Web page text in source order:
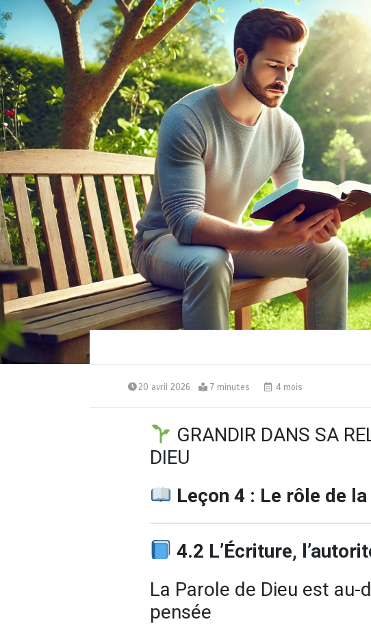
20 avril 2026 7 minutes 4 mois
GRANDIR DANS SA
DIEU
Leçon 4 : Le rôle de
4.2 L’Écriture,
La Parole de Dieu est au-
pensée